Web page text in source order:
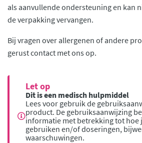
als aanvullende ondersteuning en kan
de verpakking vervangen.
Bij vragen over allergenen of andere
gerust contact met ons op.
Let op
Dit is een medisch hulpmiddel
Lees voor gebruik de
product. De gebruiksaanwijzing
informatie met betrekking tot hoe
gebruiken en/of doseringen,
waarschuwingen.